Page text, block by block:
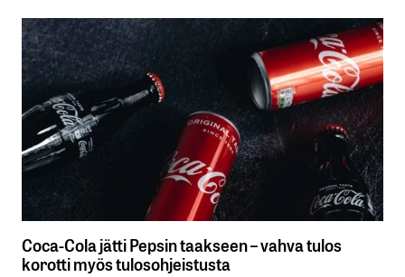
Coca-Cola jätti Pepsin taakseen – vahva tulos
korotti myös tulosohjeistusta